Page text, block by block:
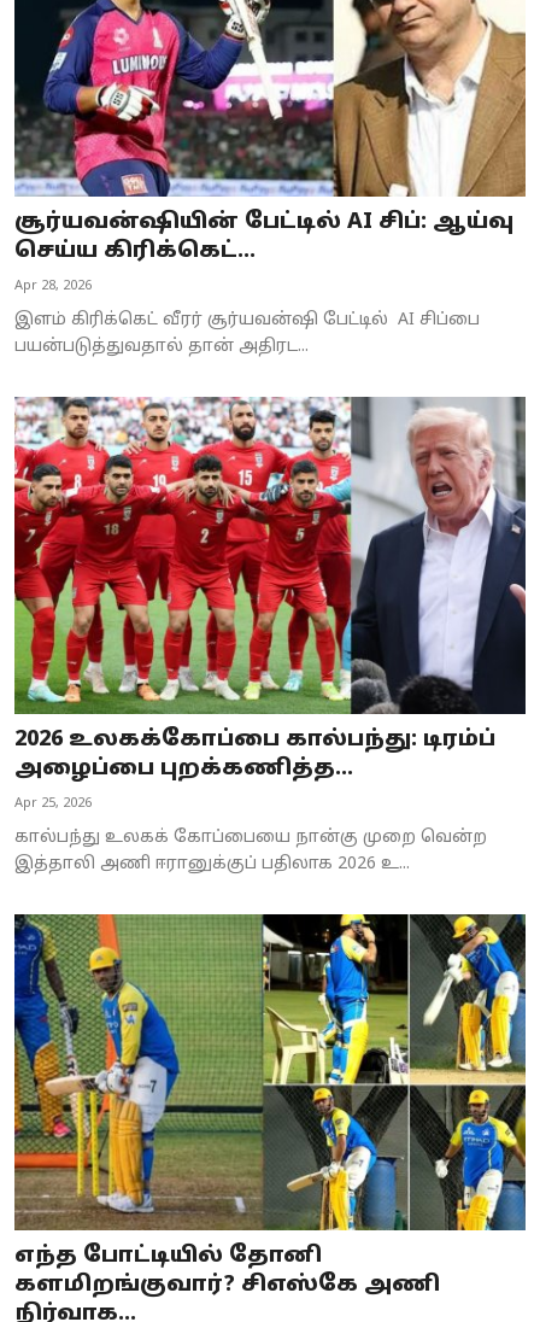
சூர்யவன்ஷியின் பேட்டில் AI சிப்: ஆய்வு
செய்ய கிரிக்கெட்...
Apr 28, 2026
இளம் கிரிக்கெட் வீரர் சூர்யவன்ஷி பேட்டில் AI சிப்பை
பயன்படுத்துவதால் தான் அதிரட...
2026 உலகக்கோப்பை கால்பந்து: டிரம்ப்
அழைப்பை புறக்கணித்த...
Apr 25, 2026
கால்பந்து உலகக் கோப்பையை நான்கு முறை வென்ற
இத்தாலி அணி ஈரானுக்குப் பதிலாக 2026 உ...
எந்த போட்டியில் தோனி
களமிறங்குவார்? சிஎஸ்கே அணி
நிர்வாக...